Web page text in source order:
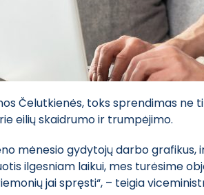
Čelutkienės, toks sprendimas
eilių skaidrumo ir trumpėjimo.
mėnesio gydytojų darbo
ilgesniam laikui, mes turėsime
jai spręsti“, – teigia